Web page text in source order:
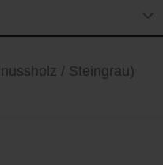
/ Steingrau)